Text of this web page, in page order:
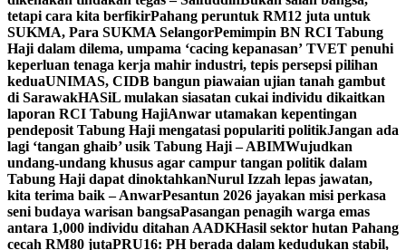
tetapi cara kita berfikirPahang peruntuk RM12 juta untuk
SUKMA, Para SUKMA SelangorPemimpin BN RCI Tabung
Haji dalam dilema, umpama ‘cacing kepanasan’ TVET penuhi
keperluan tenaga kerja mahir industri, tepis persepsi pilihan
keduaUNIMAS, CIDB bangun piawaian ujian tanah gambut
di SarawakHASiL mulakan siasatan cukai individu dikaitkan
laporan RCI Tabung HajiAnwar utamakan kepentingan
pendeposit Tabung Haji mengatasi populariti politikJangan ada
lagi ‘tangan ghaib’ usik Tabung Haji – ABIMWujudkan
undang-undang khusus agar campur tangan politik dalam
Tabung Haji dapat dinoktahkanNurul Izzah lepas jawatan,
kita terima baik – AnwarPesantun 2026 jayakan misi perkasa
seni budaya warisan bangsaPasangan penagih warga emas
antara 1,000 individu ditahan AADKHasil sektor hutan Pahang
cecah RM80 jutaPRU16: PH berada dalam kedudukan stabil,